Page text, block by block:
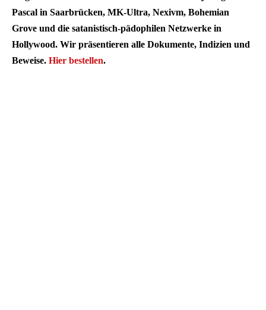
Pascal in Saarbrücken, MK-Ultra, Nexivm, Bohemian
Grove und die satanistisch-pädophilen Netzwerke in
Hollywood. Wir präsentieren alle Dokumente, Indizien und
Beweise. Hier bestellen.